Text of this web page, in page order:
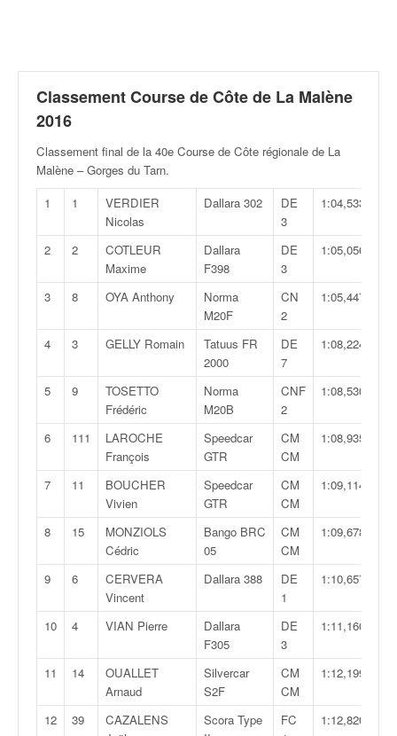
Classement Course de Côte de La Malène
2016
Classement final de la 40e Course de Côte régionale de La
Malène – Gorges du Tarn.
1
1
VERDIER
Nicolas
Dallara 302
DE
3
1:04,533
2 2
COTLEUR
Maxime
Dallara
F398
DE
3
1:05,056
3 8 OYA Anthony
Norma
M20F
CN
2
1:05,447
4 3 GELLY Romain
Tatuus FR
2000
DE
7
1:08,224
5 9
TOSETTO
Frédéric
Norma
M20B
CNF
2
1:08,530
6 111
LAROCHE
François
Speedcar
GTR
CM
CM
1:08,935
7 11
BOUCHER
Vivien
Speedcar
GTR
CM
CM
1:09,114
8 15
MONZIOLS
Cédric
Bango BRC
05
CM
CM
1:09,678
9 6
CERVERA
Vincent
Dallara 388
DE
1
1:10,657
10 4 VIAN Pierre
Dallara
F305
DE
3
1:11,160
11 14
OUALLET
Arnaud
Silvercar
S2F
CM
CM
1:12,199
12 39
CAZALENS
Scora Type
FC
1:12,820